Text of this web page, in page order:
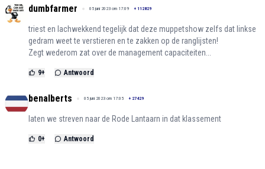
dumbfarmer 05 juni 2023 om 17:09 + 112829
triest en lachwekkend tegelijk dat deze muppetshow zelfs dat linkse
gedram weet te verstieren en te zakken op de ranglijsten!
Zegt wederom zat over de management capaciteiten...
9+ Antwoord
benalberts 05 juni 2023 om 17:05 + 27429
laten we streven naar de Rode Lantaarn in dat klassement
0+ Antwoord